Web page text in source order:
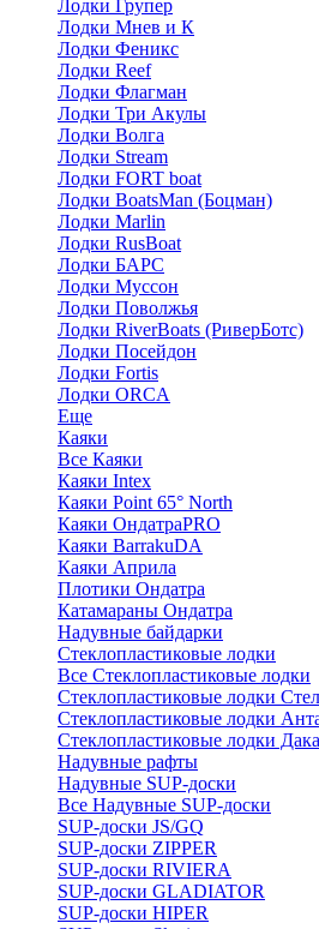
Лодки Групер
Лодки Мнев и К
Лодки Феникс
Лодки Reef
Лодки Флагман
Лодки Три Акулы
Лодки Волга
Лодки Stream
Лодки FORT boat
Лодки BoatsMan (Боцман)
Лодки Marlin
Лодки RusBoat
Лодки БАРС
Лодки Муссон
Лодки Поволжья
Лодки RiverBoats (РиверБотс)
Лодки Посейдон
Лодки Fortis
Лодки ORCA
Еще
Каяки
Все Каяки
Каяки Intex
Каяки Point 65° North
Каяки ОндатраPRO
Каяки BarrakuDA
Каяки Априла
Плотики Ондатра
Катамараны Ондатра
Надувные байдарки
Стеклопластиковые лодки
Все Стеклопластиковые лодки
Стеклопластиковые лодки
Стеклопластиковые лодки
Стеклопластиковые лодки
Надувные рафты
Надувные SUP-доски
Все Надувные SUP-доски
SUP-доски JS/GQ
SUP-доски ZIPPER
SUP-доски RIVIERA
SUP-доски GLADIATOR
SUP-доски HIPER